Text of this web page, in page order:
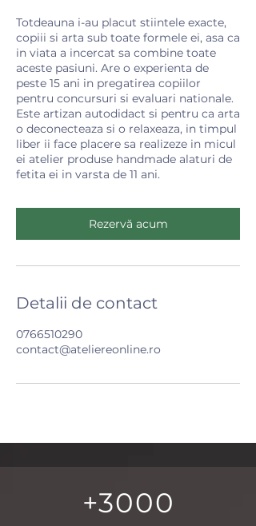
Totdeauna i-au placut stiintele exacte,
copiii si arta sub toate formele ei, asa ca
in viata a incercat sa combine toate
aceste pasiuni. Are o experienta de
peste 15 ani in pregatirea copiilor
pentru concursuri si evaluari nationale.
Este artizan autodidact si pentru ca arta
o deconecteaza si o relaxeaza, in timpul
liber ii face placere sa realizeze in micul
ei atelier produse handmade alaturi de
fetita ei in varsta de 11 ani.
Rezervă acum
Detalii de contact
0766510290
contact@ateliereonline.ro
+3000